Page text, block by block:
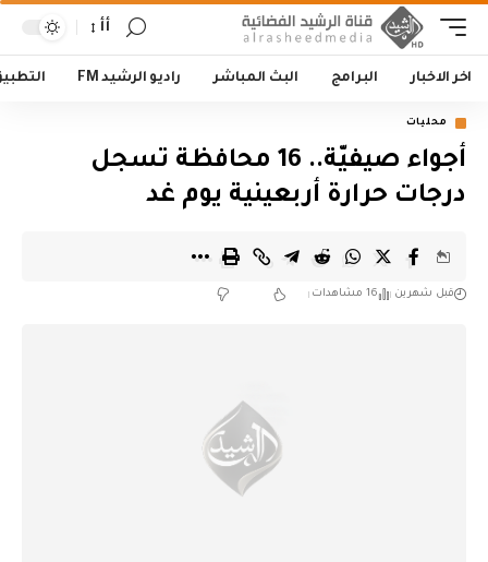
أأ
اخر الاخبار البرامج البث المباشر راديو الرشيد FM
محليات
أجواء صيفيّة.. 16 محافظة تسجل
درجات حرارة أربعينية يوم غد
قبل شهرين 16 مشاهدات